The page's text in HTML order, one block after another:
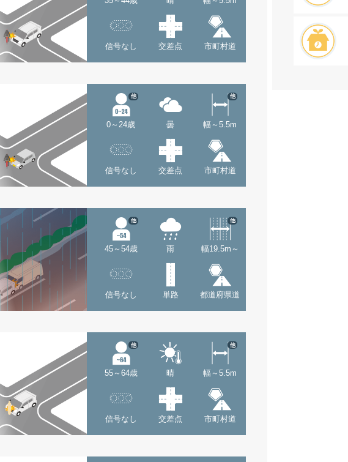
信号なし 交差点 市町村道
0～24歳
他
曇 幅～5.5m
他
信号なし 交差点 市町村道
45～54歳
他
雨 幅19.5m～
他
信号なし 単路 都道府県道
55～64歳
他
晴 幅～5.5m
他
信号なし 交差点 市町村道